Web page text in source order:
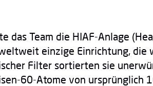
das Team die HIAF-Anlage
einzige Einrichtung, die
Filter sortierten sie
60-Atome von ursprünglich